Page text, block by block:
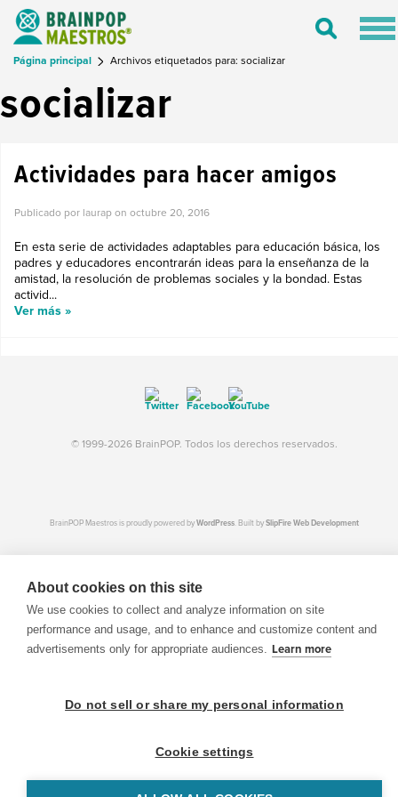
Toggle
Página principal Archivos etiquetados para: socializar
socializar
Actividades para hacer amigos
Publicado por laurap on octubre 20, 2016
En esta serie de actividades adaptables para educación básica, los
padres y educadores encontrarán ideas para la enseñanza de la
amistad, la resolución de problemas sociales y la bondad. Estas
activid...
Ver más »
© 1999-2026 BrainPOP. Todos los derechos reservados.
BrainPOP Maestros is proudly powered byWordPress. Built bySlipFire Web Development
About cookies on this site
We use cookies to collect and analyze information on site
performance and usage, and to enhance and customize content and
advertisements only for appropriate audiences. Learn more
Do not sell or share my personal information
Cookie settings